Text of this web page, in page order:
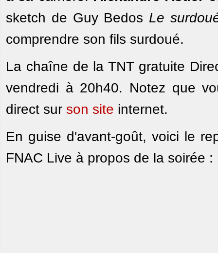
sketch de Guy Bedos Le
comprendre son fils surdoué.
La chaîne de la TNT gratuite
vendredi à 20h40. Notez que
direct sur son site internet.
En guise d'avant-goût, voici le
FNAC Live à propos de la soirée :